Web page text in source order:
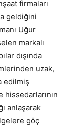
firmaları
geldiğini
Uğur
markalı
dışında
uzak,
edilmiş
anlaşarak
göç